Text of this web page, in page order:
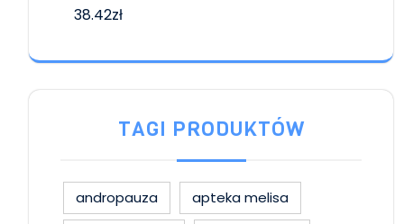
38.42zł
TAGI PRODUKTÓW
andropauza
apteka melisa